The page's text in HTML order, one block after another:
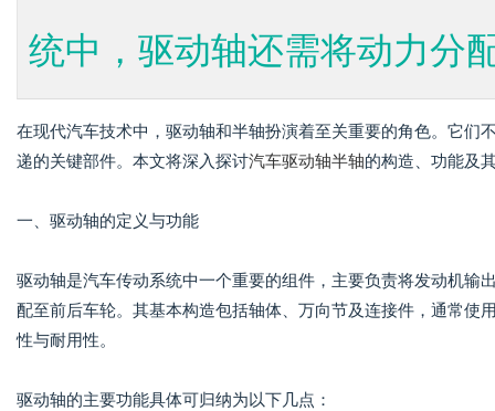
统中，驱动轴还需将动力分
在现代汽车技术中，驱动轴和半轴扮演着至关重要的角色。它们
递的关键部件。本文将深入探讨汽车驱动轴半轴的构造、功能及
一、驱动轴的定义与功能
驱动轴是汽车传动系统中一个重要的组件，主要负责将发动机输
配至前后车轮。其基本构造包括轴体、万向节及连接件，通常使
性与耐用性。
驱动轴的主要功能具体可归纳为以下几点：